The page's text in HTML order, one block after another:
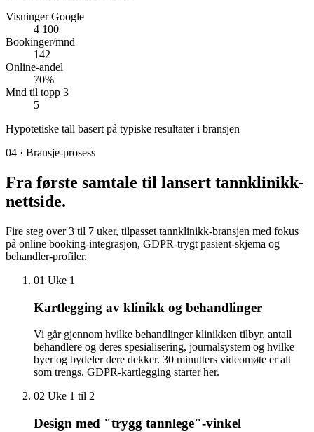
Visninger Google
4 100
Bookinger/mnd
142
Online-andel
70%
Mnd til topp 3
5
Hypotetiske tall basert på typiske resultater i bransjen
04 · Bransje-prosess
Fra første samtale til lansert tannklinikk-
nettside.
Fire steg over 3 til 7 uker, tilpasset tannklinikk-bransjen med fokus
på online booking-integrasjon, GDPR-trygt pasient-skjema og
behandler-profiler.
01 Uke 1
Kartlegging av klinikk og behandlinger
Vi går gjennom hvilke behandlinger klinikken tilbyr, antall
behandlere og deres spesialisering, journalsystem og hvilke
byer og bydeler dere dekker. 30 minutters videomøte er alt
som trengs. GDPR-kartlegging starter her.
02 Uke 1 til 2
Design med "trygg tannlege"-vinkel